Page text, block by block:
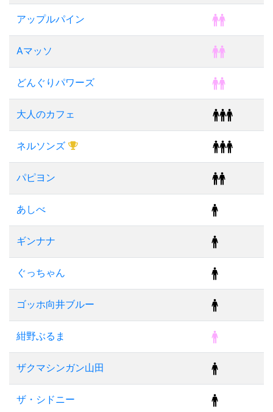
アップルパイン
Aマッソ
どんぐりパワーズ
大人のカフェ
ネルソンズ
パピヨン
あしべ
ギンナナ
ぐっちゃん
ゴッホ向井ブルー
紺野ぶるま
ザクマシンガン山田
ザ・シドニー